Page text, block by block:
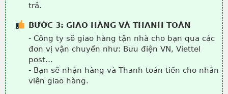
trả.
BƯỚC 3: GIAO HÀNG VÀ THANH TOÁN
- Công ty sẽ giao hàng tận nhà cho bạn qua các
đơn vị vận chuyển như: Bưu điện VN, Viettel
post…
- Bạn sẽ nhận hàng và Thanh toán tiền cho nhân
viên giao hàng.